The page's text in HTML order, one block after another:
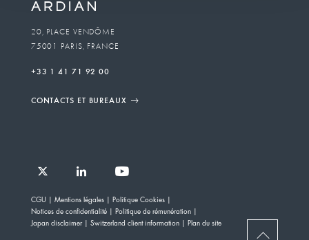
20, PLACE VENDÔME
75001 PARIS, FRANCE
+33 1 41 71 92 00
Ardian
on
Ardian
on
Ardian
on
on
Jobs
CONTACTS ET BUREAUX
CGU Mentions légales
Politique Cookies
Notices de confidentialité
Politique de rémunération
Japan disclaimer
Switzerland client information Plan du site